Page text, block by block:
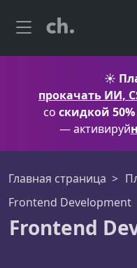
☀️
прокачать ИИ,
со скидкой 50%
— активируй
Главная страница
Frontend Development
Frontend